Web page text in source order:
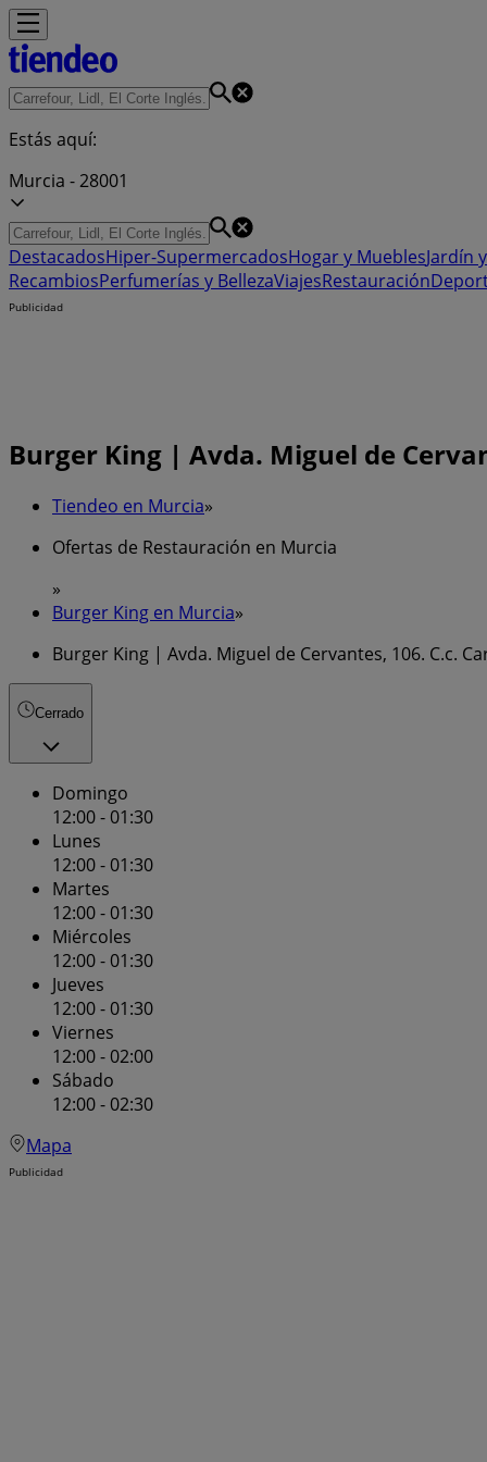
Estás aquí:
Murcia - 28001
DestacadosHiper-SupermercadosHogar y MueblesJardín
RecambiosPerfumerías y BellezaViajesRestauración
Publicidad
Burger King | Avda. Miguel de
Tiendeo en Murcia»
Ofertas de Restauración en Murcia
»
Burger King en Murcia»
Burger King | Avda. Miguel de Cervantes, 106. C.c.
Cerrado
Domingo
12:00 - 01:30
Lunes
12:00 - 01:30
Martes
12:00 - 01:30
Miércoles
12:00 - 01:30
Jueves
12:00 - 01:30
Viernes
12:00 - 02:00
Sábado
12:00 - 02:30
Mapa
Publicidad